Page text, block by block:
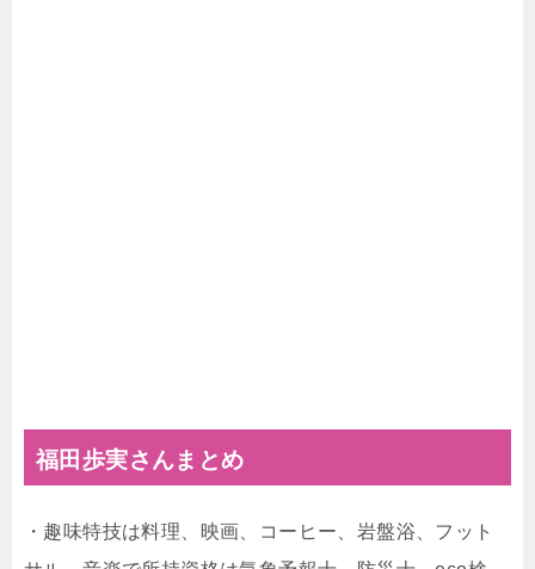
福田歩実さんまとめ
・趣味特技は料理、映画、コーヒー、岩盤浴、フット